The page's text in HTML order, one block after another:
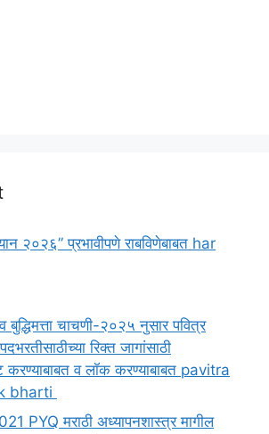
२०२६” प्रभावीपणे राबविणेबाबत har
बुद्धिमत्ता चाचणी-२०२५ नुसार पवित्र
रिक्त जागांसाठी
करण्याबाबत व लॉक करण्याबाबत pavitra
bharti
PYQ मराठी अध्यापनशास्त्र मागील